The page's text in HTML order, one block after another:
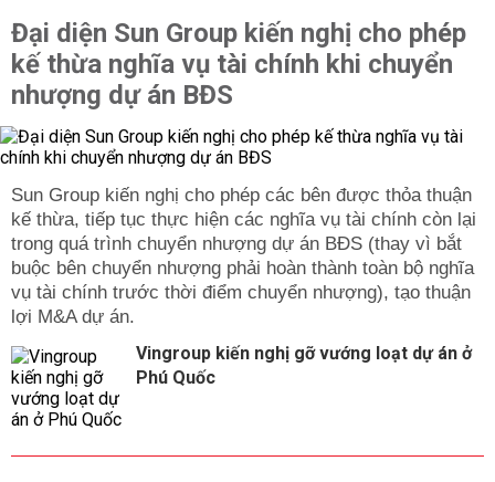
Đại diện Sun Group kiến nghị cho phép
kế thừa nghĩa vụ tài chính khi chuyển
nhượng dự án BĐS
Sun Group kiến nghị cho phép các bên được thỏa thuận
kế thừa, tiếp tục thực hiện các nghĩa vụ tài chính còn lại
trong quá trình chuyển nhượng dự án BĐS (thay vì bắt
buộc bên chuyển nhượng phải hoàn thành toàn bộ nghĩa
vụ tài chính trước thời điểm chuyển nhượng), tạo thuận
lợi M&A dự án.
Vingroup kiến nghị gỡ vướng loạt dự án ở
Phú Quốc